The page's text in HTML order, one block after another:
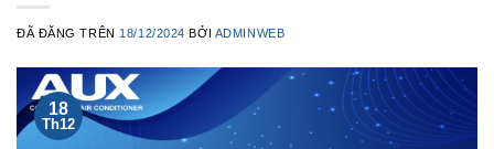
ĐÃ ĐĂNG TRÊN 18/12/2024 BỞI ADMINWEB
18
Th12